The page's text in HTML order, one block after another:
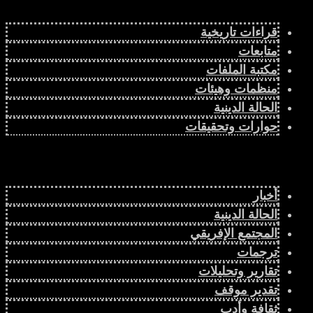
العربية والإسلامية”
دراسة سياسية
قراءات تاريخية
متابعات
مكتبة الملفات
منظمات وهيئات
الحالة الدينية
حوارات وتحقيقات
أخبار
الحالة الدينية
المجتمع الإفريقي
ترجمات
تقارير وتحليلات
تقدير موقف
ثقافة وأدب